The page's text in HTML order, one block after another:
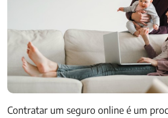
Contratar um seguro online é um